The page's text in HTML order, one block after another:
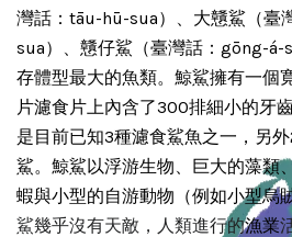
灣話：tāu-hū-sua）、大戇鯊（臺
sua）、戇仔鯊（臺灣話：gōng-á-
存體型最大的魚類。鯨鯊擁有一個
片濾食片上內含了300排細小的牙
是目前已知3種濾食鯊魚之一，另
鯊。鯨鯊以浮游生物、巨大的藻類
蝦與小型的自游動物（例如小型烏
鯊幾乎沒有天敵，人類進行的漁業